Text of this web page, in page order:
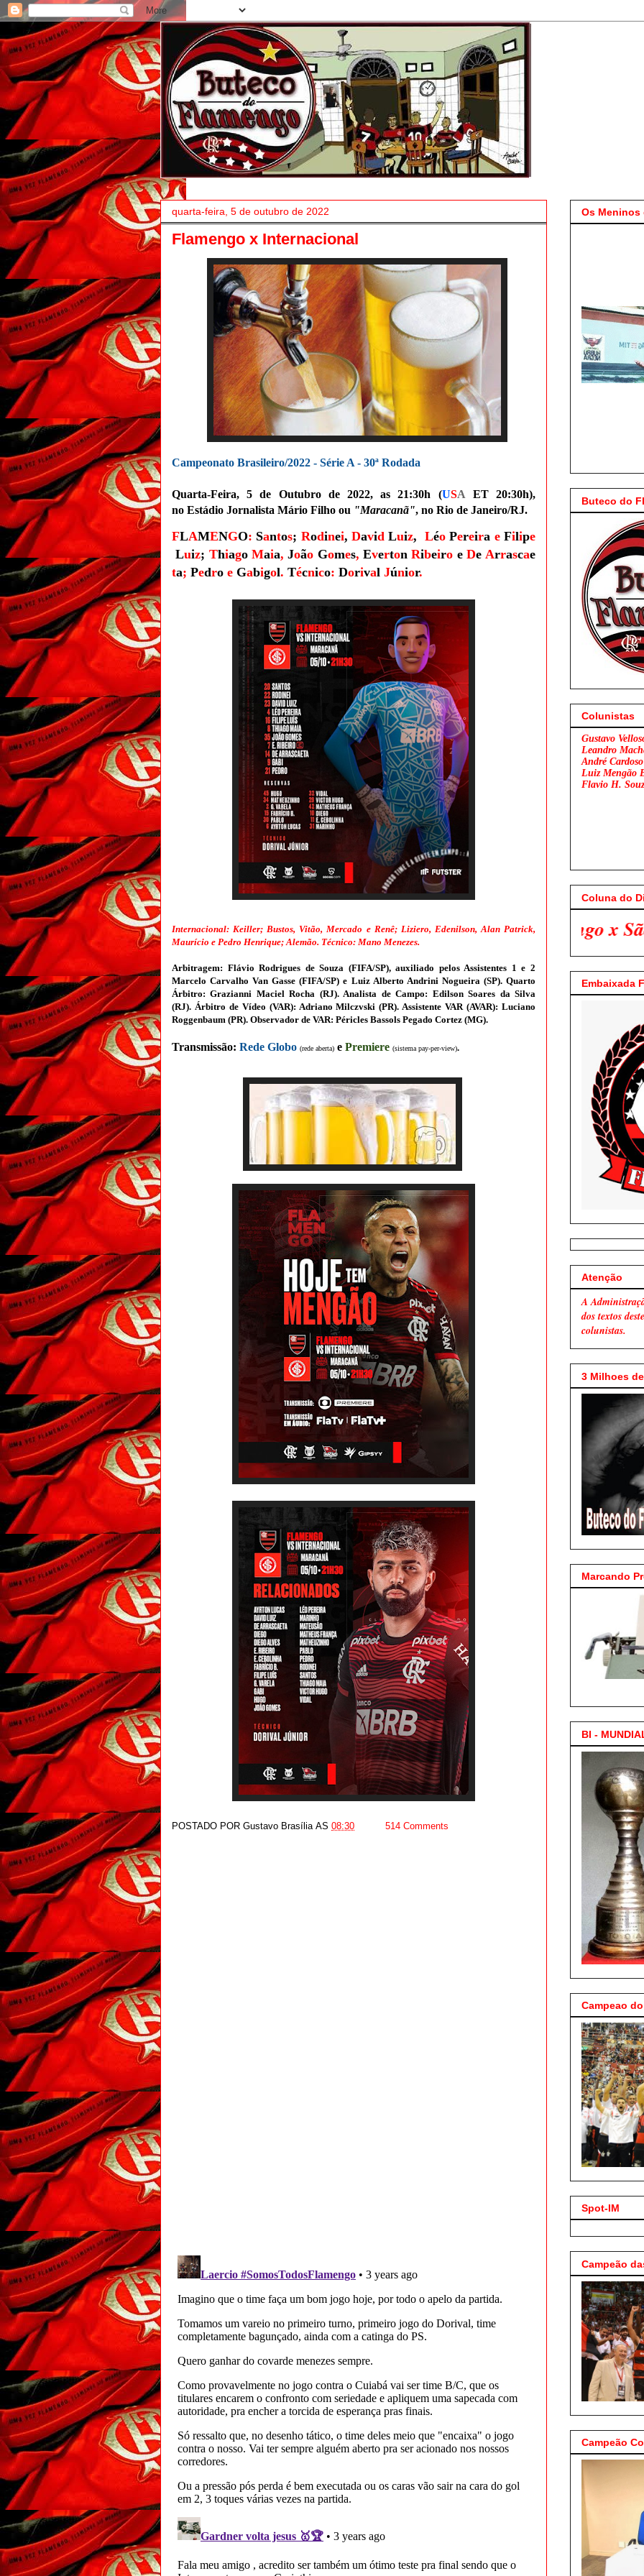
quarta-feira, 5 de outubro de 2022
Flamengo x Internacional
Campeonato Brasileiro/2022 - Série A - 30ª Rodada
Quarta-Feira, 5 de Outubro de 2022, as 21:30h (USA ET 20:30h),
no Estádio Jornalista Mário Filho ou "Maracanã", no Rio de Janeiro/RJ.
FLAMENGO: Santos; Rodinei,DavidLuiz, LéoPereira eFilipe
Luiz; ThiagoMaia, João Gomes, EvertonRibeiro e DeArrascae
ta; Pedro e Gabigol. Técnico: Dorival Júnior.
Internacional: Keiller; Bustos, Vitão, Mercado e Renê; Liziero, Edenilson, Alan Patrick,
Maurício e Pedro Henrique; Alemão. Técnico: Mano Menezes.
Arbitragem: Flávio Rodrigues de Souza (FIFA/SP), auxiliado pelos Assistentes 1 e 2
Marcelo Carvalho Van Gasse(FIFA/SP) e Luiz Alberto Andrini Nogueira (SP).Quarto
Árbitro: Grazianni Maciel Rocha (RJ). Analista de Campo: Edilson Soares da Silva
(RJ). Árbitro de Vídeo (VAR): Adriano Milczvski (PR). Assistente VAR (AVAR): Luciano
Roggenbaum (PR). Observador de VAR: Péricles Bassols Pegado Cortez (MG).
Transmissão: Rede Globo (rede aberta) e Premiere (sistema pay-per-view).
POSTADO POR Gustavo Brasília AS 08:30 514 Comments
Os
Buteco do
Colunistas
Gustavo
Leandro
André Cardoso
Luiz Mengão
Flavio H.
Coluna do
Flamengo x São Paulo. Venha
Embaixada
Atenção
A
dos textos
colunistas.
3 Milhoes
Marcando
BI -
Campeao
Spot-IM
Campeão
Campeão